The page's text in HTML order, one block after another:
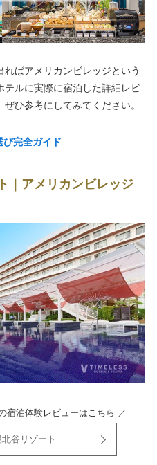
ばアメリカンビレッジという
ルに実際に宿泊した詳細レビ
ひ参考にしてみてください。
び完全ガイド
｜アメリカンビレッジ
宿泊体験レビューはこちら ／
谷リゾート